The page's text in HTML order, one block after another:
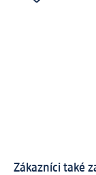
Zákazníci také